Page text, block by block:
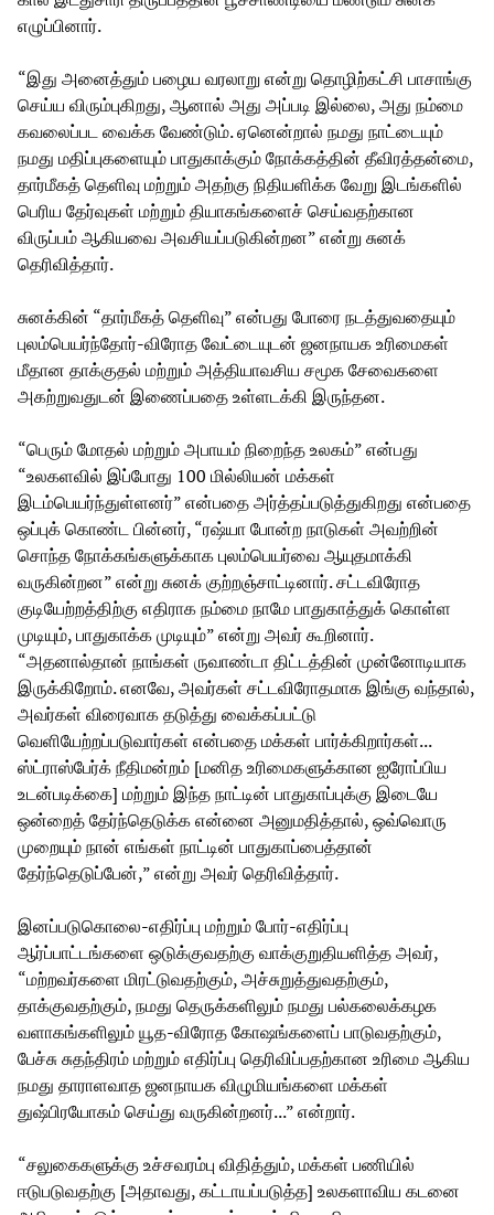
எழுப்பினார்.
“இது அனைத்தும் பழைய வரலாறு என்று தொழிற்கட்சி பாசாங்கு
செய்ய விரும்புகிறது, ஆனால் அது அப்படி இல்லை, அது நம்மை
கவலைப்பட வைக்க வேண்டும். ஏனென்றால் நமது நாட்டையும்
நமது மதிப்புகளையும் பாதுகாக்கும் நோக்கத்தின் தீவிரத்தன்மை,
தார்மீகத் தெளிவு மற்றும் அதற்கு நிதியளிக்க வேறு இடங்களில்
பெரிய தேர்வுகள் மற்றும் தியாகங்களைச் செய்வதற்கான
விருப்பம் ஆகியவை அவசியப்படுகின்றன” என்று சுனக்
தெரிவித்தார்.
சுனக்கின் “தார்மீகத் தெளிவு” என்பது போரை நடத்துவதையும்
புலம்பெயர்ந்தோர்-விரோத வேட்டையுடன் ஜனநாயக உரிமைகள்
மீதான தாக்குதல் மற்றும் அத்தியாவசிய சமூக சேவைகளை
அகற்றுவதுடன் இணைப்பதை உள்ளடக்கி இருந்தன.
“பெரும் மோதல் மற்றும் அபாயம் நிறைந்த உலகம்” என்பது
“உலகளவில் இப்போது 100 மில்லியன் மக்கள்
இடம்பெயர்ந்துள்ளனர்” என்பதை அர்த்தப்படுத்துகிறது என்பதை
ஒப்புக் கொண்ட பின்னர், “ரஷ்யா போன்ற நாடுகள் அவற்றின்
சொந்த நோக்கங்களுக்காக புலம்பெயர்வை ஆயுதமாக்கி
வருகின்றன” என்று சுனக் குற்றஞ்சாட்டினார். சட்டவிரோத
குடியேற்றத்திற்கு எதிராக நம்மை நாமே பாதுகாத்துக் கொள்ள
முடியும், பாதுகாக்க முடியும்” என்று அவர் கூறினார்.
“அதனால்தான் நாங்கள் ருவாண்டா திட்டத்தின் முன்னோடியாக
இருக்கிறோம். எனவே, அவர்கள் சட்டவிரோதமாக இங்கு வந்தால்,
அவர்கள் விரைவாக தடுத்து வைக்கப்பட்டு
வெளியேற்றப்படுவார்கள் என்பதை மக்கள் பார்க்கிறார்கள்...
ஸ்ட்ராஸ்பேர்க் நீதிமன்றம் [மனித உரிமைகளுக்கான ஐரோப்பிய
உடன்படிக்கை] மற்றும் இந்த நாட்டின் பாதுகாப்புக்கு இடையே
ஒன்றைத் தேர்ந்தெடுக்க என்னை அனுமதித்தால், ஒவ்வொரு
முறையும் நான் எங்கள் நாட்டின் பாதுகாப்பைத்தான்
தேர்ந்தெடுப்பேன்,” என்று அவர் தெரிவித்தார்.
இனப்படுகொலை-எதிர்ப்பு மற்றும் போர்-எதிர்ப்பு
ஆர்ப்பாட்டங்களை ஒடுக்குவதற்கு வாக்குறுதியளித்த அவர்,
“மற்றவர்களை மிரட்டுவதற்கும், அச்சுறுத்துவதற்கும்,
தாக்குவதற்கும், நமது தெருக்களிலும் நமது பல்கலைக்கழக
வளாகங்களிலும் யூத-விரோத கோஷங்களைப் பாடுவதற்கும்,
பேச்சு சுதந்திரம் மற்றும் எதிர்ப்பு தெரிவிப்பதற்கான உரிமை ஆகிய
நமது தாராளவாத ஜனநாயக விழுமியங்களை மக்கள்
துஷ்பிரயோகம் செய்து வருகின்றனர்...” என்றார்.
“சலுகைகளுக்கு உச்சவரம்பு விதித்தும், மக்கள் பணியில்
ஈடுபடுவதற்கு [அதாவது, கட்டாயப்படுத்த] உலகளாவிய கடனை